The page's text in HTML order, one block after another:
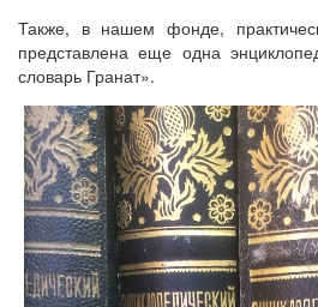
Также, в нашем фонде,
представлена еще одна
словарь Гранат».